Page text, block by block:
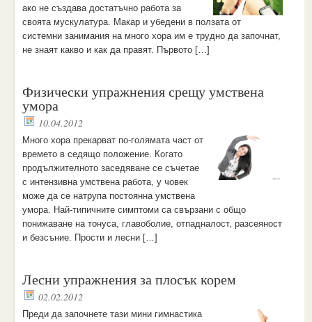
ако не създава достатъчно работа за
своята мускулатура. Макар и убедени в ползата от
системни занимания на много хора им е трудно да започнат,
не знаят какво и как да правят. Първото […]
Физически упражнения срещу умствена
умора
10.04.2012
Много хора прекарват по-голямата част от
времето в седящо положение. Когато
продължителното заседяване се съчетае
с интензивна умствена работа, у човек
може да се натрупа постоянна умствена
умора. Най-типичните симптоми са свързани с общо
понижаване на тонуса, главоболие, отпадналост, разсеяност
и безсъние. Прости и лесни […]
Лесни упражнения за плосък корем
02.02.2012
Преди да започнете тази мини гимнастика